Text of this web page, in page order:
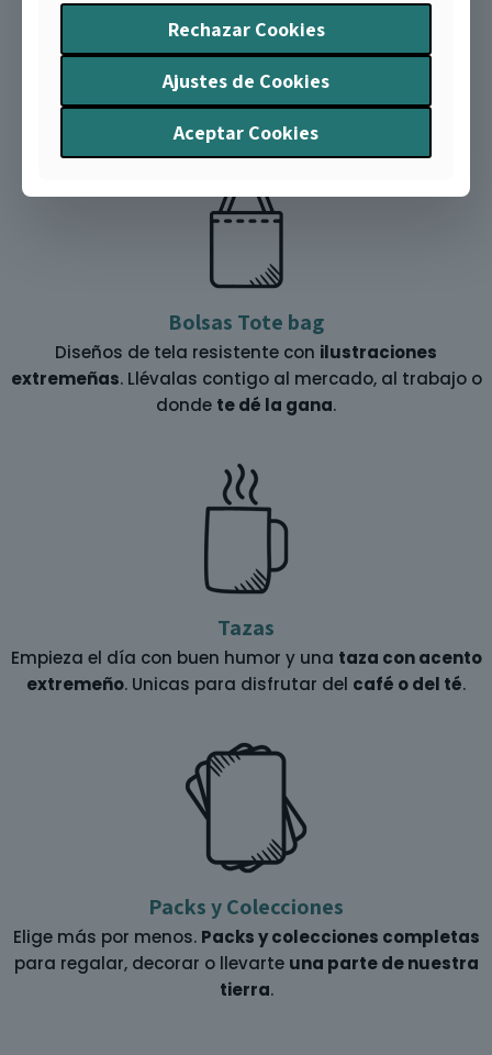
Agendas Extremeñas
Organiza tu año con arte y humor. La
Agenda
Extremeña 2026te acompaña mes a mes con
ilustraciones y curiosidadesde nuestra tierra.
Bolsas Tote bag
Diseños de tela resistente con ilustraciones
extremeñas. Llévalas contigo al mercado, al trabajo o
donde te dé la gana.
Tazas
Empieza el día con buen humor y una taza con acento
extremeño. Unicas para disfrutar del café o del té.
Packs y Colecciones
Elige más por menos. Packs y colecciones completas
para regalar, decorar o llevarte una parte de nuestra
tierra.
Rechazar Cookies
Ajustes de Cookies
Aceptar Cookies